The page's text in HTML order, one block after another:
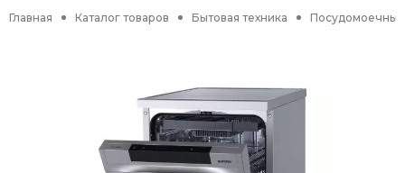
Главная Каталог товаров Бытовая техника